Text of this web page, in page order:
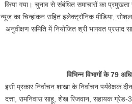
किया गया। चुनाव से संबंधित समाचारों का
न्यूज का चिन्हांकन सहित इलेक्ट्रॉनिक मीडिया,
अनुवीक्षण समिति में नियोजित श्री भागवत प्रसाद
विभिन्न विभागों के 79
इसी प्रकार निर्वाचन शाखा के निर्वाचन
दत्ता, रामनिवास साहू, शेख रिजवान, सहायक ग्रेड-